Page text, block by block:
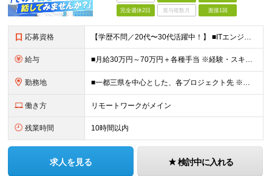
完全週休2日 賞与複数月 面接1回
応募資格 【学歴不問／20代〜30代活躍中！】 ■ITエンジニア経験をお持ちの方（年数やフェーズは不問！） ★運用保守のみの経験でも大歓迎です！ 「これから上流工程にステップアップしたい」 「AWS・Azur
給与 ■月給30万円～70万円＋各種手当 ※経験・スキル・前職給与を最大限考慮のうえ決定いたします。 ※固定残業代：30時間分/56,250円～ ※試用期間はありません。 ★充実の各種手当・補助あり！ ・
勤務地 ■一都三県を中心とした、各プロジェクト先 ※リモートワーク率約70％！週2～3日のハイブリッド勤務がメインです。 ハイブリッド：約50%（週に数日リモート＋出社の組み合わせ） フルリモート：約20％
働き方 リモートワークがメイン
残業時間 10時間以内
求人を見る 検討中に入れる